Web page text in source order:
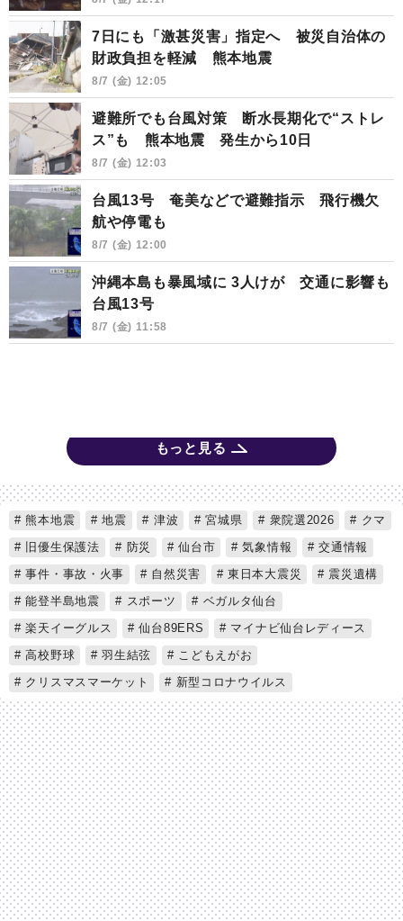
7日にも「激甚災害」指定へ 被災自治体の
財政負担を軽減 熊本地震
8/7 (金) 12:05
避難所でも台風対策 断水長期化で“ストレ
ス”も 熊本地震 発生から10日
8/7 (金) 12:03
台風13号 奄美などで避難指示 飛行機欠
航や停電も
8/7 (金) 12:00
沖縄本島も暴風域に 3人けが 交通に影響も
台風13号
8/7 (金) 11:58
もっと見る
熊本地震 地震 津波 宮城県 衆院選2026
クマ
旧優生保護法
防災 仙台市 気象情報
交通情報
事件・事故・火事
自然災害 東日本大震災
震災遺構
能登半島地震
スポーツ
ベガルタ仙台
楽天イーグルス
仙台89ERS
マイナビ仙台レディース
高校野球
羽生結弦
こどもえがお
クリスマスマーケット
新型コロナウイルス